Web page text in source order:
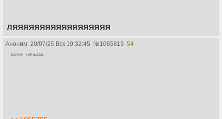
ЛЯЯЯЯЯЯЯЯЯЯЯЯЯЯЯЯЯЯ
Аноним 20/07/25 Вск 19:32:45 №1065819 54
645Кб, 626x464